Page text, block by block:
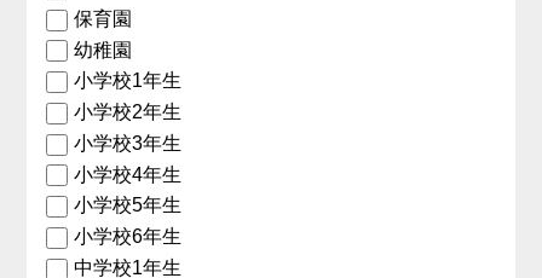
保育園
幼稚園
小学校1年生
小学校2年生
小学校3年生
小学校4年生
小学校5年生
小学校6年生
中学校1年生